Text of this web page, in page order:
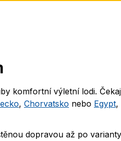
komfortní výletní lodi.
, Chorvatsko nebo Egypt,
dopravou až po